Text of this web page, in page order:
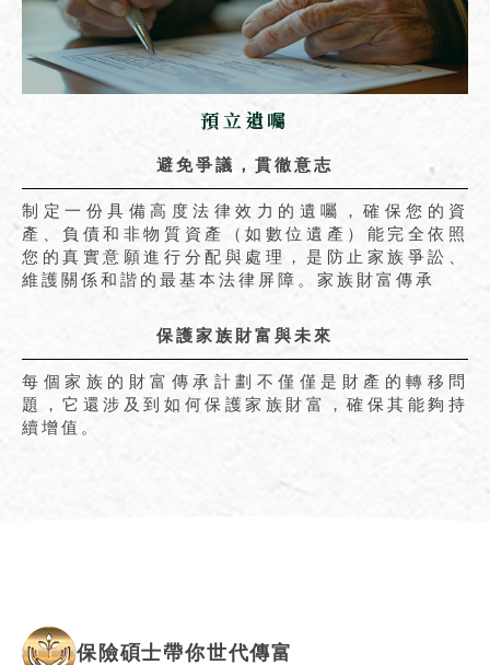
預立遺囑
避免爭議，貫徹意志
制定一份具備高度法律效力的遺囑，確保您的資
產、負債和非物質資產（如數位遺產）能完全依照
您的真實意願進行分配與處理，是防止家族爭訟、
維護關係和諧的最基本法律屏障。家族財富傳承
保護家族財富與未來
每個家族的財富傳承計劃不僅僅是財產的轉移問
題，它還涉及到如何保護家族財富，確保其能夠持
續增值。
保險碩士帶你世代傳富